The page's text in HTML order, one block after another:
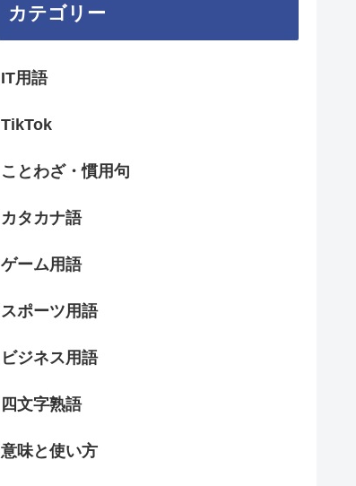
カテゴリー
IT用語
TikTok
ことわざ・慣用句
カタカナ語
ゲーム用語
スポーツ用語
ビジネス用語
四文字熟語
意味と使い方